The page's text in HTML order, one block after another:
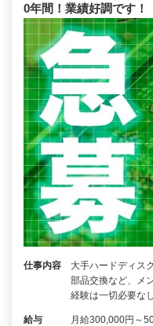
0年間！業績好調です！
仕事内容
大手ハードディス
部品交換など、メ
経験は一切必要な
給与 月給300,000円～